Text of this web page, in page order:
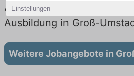
Einstellungen
Aktuell gibt es keine
Ausbildung in Groß-
Weitere Jobangebote in